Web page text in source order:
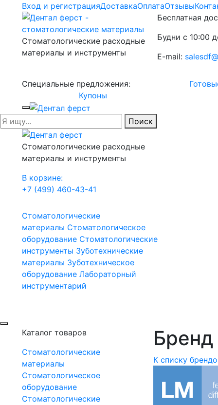
Вход и регистрацияДоставкаОплатаОтзывы
Стоматологические расходные
материалы и инструменты
Бесплатная
Будни с 10:00
E-mail:
Специальные предложения:
Купоны
Поиск
Стоматологические расходные
материалы и инструменты
В корзине:
+7 (499) 460-43-41
Стоматологические
материалы Стоматологическое
оборудование Стоматологические
инструменты Зуботехнические
материалы Зуботехническое
оборудование Лабораторный
инструментарий
Каталог товаров
Стоматологические
материалы
Стоматологическое
оборудование
Стоматологические
К списку